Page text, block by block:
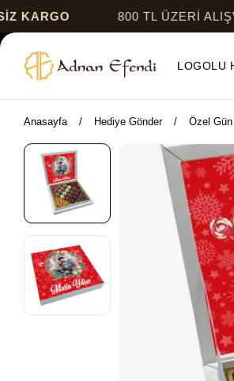
800 TL ÜZERİ
LOGOLU
Anasayfa Hediye Gönder Özel Gün